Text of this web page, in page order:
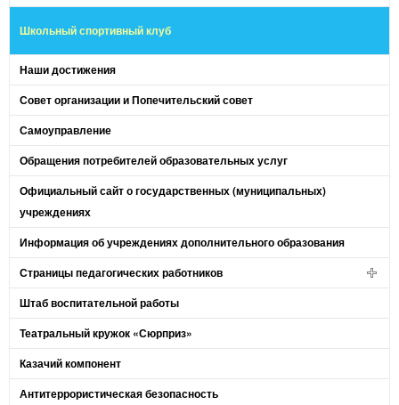
Школьный спортивный клуб
Наши достижения
Совет организации и Попечительский совет
Самоуправление
Обращения потребителей образовательных услуг
Официальный сайт о государственных (муниципальных)
учреждениях
Информация об учреждениях дополнительного образования
Страницы педагогических работников
Штаб воспитательной работы
Театральный кружок «Сюрприз»
Казачий компонент
Антитеррористическая безопасность